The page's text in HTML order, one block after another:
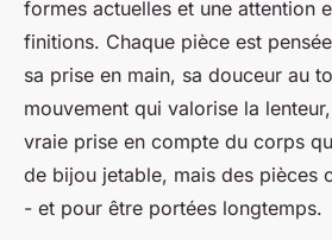
formes actuelles et une attention
finitions. Chaque pièce est
sa prise en main, sa douceur au
mouvement qui valorise la
vraie prise en compte du corps
de bijou jetable, mais des pièces
- et pour être portées longtemps.